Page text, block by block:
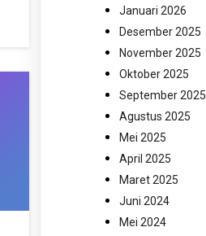
Januari 2026
Desember 2025
November 2025
Oktober 2025
September 2025
Agustus 2025
Mei 2025
April 2025
Maret 2025
Juni 2024
Mei 2024